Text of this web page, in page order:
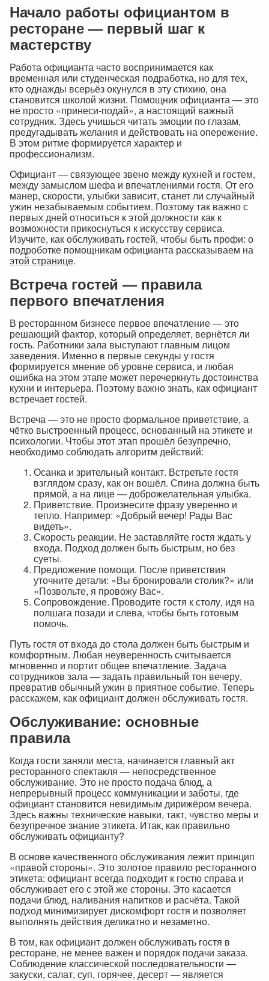
Начало работы официантом в
ресторане — первый шаг к
мастерству
Работа официанта часто воспринимается как
временная или студенческая подработка, но для тех,
кто однажды всерьёз окунулся в эту стихию, она
становится школой жизни. Помощник официанта — это
не просто «принеси-подай», а настоящий важный
сотрудник. Здесь учишься читать эмоции по глазам,
предугадывать желания и действовать на опережение.
В этом ритме формируется характер и
профессионализм.
Официант — связующее звено между кухней и гостем,
между замыслом шефа и впечатлениями гостя. От его
манер, скорости, улыбки зависит, станет ли случайный
ужин незабываемым событием. Поэтому так важно с
первых дней относиться к этой должности как к
возможности прикоснуться к искусству сервиса.
Изучите, как обслуживать гостей, чтобы быть профи: о
подроботке помощникам официанта рассказываем на
этой странице.
Встреча гостей — правила
первого впечатления
В ресторанном бизнесе первое впечатление — это
решающий фактор, который определяет, вернётся ли
гость. Работники зала выступают главным лицом
заведения. Именно в первые секунды у гостя
формируется мнение об уровне сервиса, и любая
ошибка на этом этапе может перечеркнуть достоинства
кухни и интерьера. Поэтому важно знать, как официант
встречает гостей.
Встреча — это не просто формальное приветствие, а
чётко выстроенный процесс, основанный на этикете и
психологии. Чтобы этот этап прошёл безупречно,
необходимо соблюдать алгоритм действий:
Осанка и зрительный контакт. Встретьте гостя
взглядом сразу, как он вошёл. Спина должна быть
прямой, а на лице — доброжелательная улыбка.
Приветствие. Произнесите фразу уверенно и
тепло. Например: «Добрый вечер! Рады Вас
видеть».
Скорость реакции. Не заставляйте гостя ждать у
входа. Подход должен быть быстрым, но без
суеты.
Предложение помощи. После приветствия
уточните детали: «Вы бронировали столик?» или
«Позвольте, я провожу Вас».
Сопровождение. Проводите гостя к столу, идя на
полшага позади и слева, чтобы быть готовым
помочь.
Путь гостя от входа до стола должен быть быстрым и
комфортным. Любая неуверенность считывается
мгновенно и портит общее впечатление. Задача
сотрудников зала — задать правильный тон вечеру,
превратив обычный ужин в приятное событие. Теперь
расскажем, как официант должен обслуживать гостя.
Обслуживание: основные
правила
Когда гости заняли места, начинается главный акт
ресторанного спектакля — непосредственное
обслуживание. Это не просто подача блюд, а
непрерывный процесс коммуникации и заботы, где
официант становится невидимым дирижёром вечера.
Здесь важны технические навыки, такт, чувство меры и
безупречное знание этикета. Итак, как правильно
обслуживать официанту?
В основе качественного обслуживания лежит принцип
«правой стороны». Это золотое правило ресторанного
этикета: официант всегда подходит к гостю справа и
обслуживает его с этой же стороны. Это касается
подачи блюд, наливания напитков и расчёта. Такой
подход минимизирует дискомфорт гостя и позволяет
выполнять действия деликатно и незаметно.
В том, как официант должен обслуживать гостя в
ресторане, не менее важен и порядок подачи заказа.
Соблюдение классической последовательности —
закуски, салат, суп, горячее, десерт — является